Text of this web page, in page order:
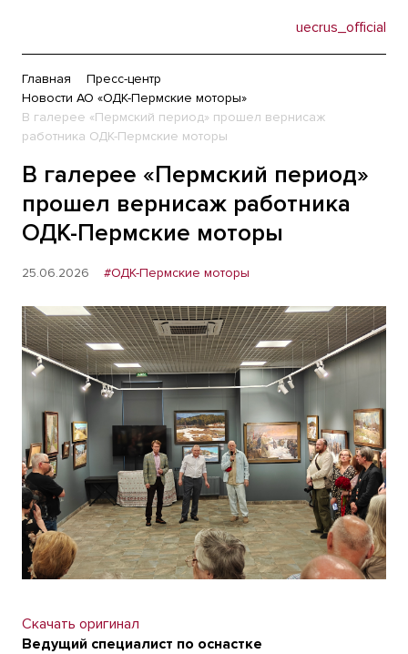
uecrus_official
Главная
Пресс-центр
Новости АО «ОДК-Пермские моторы»
В галерее «Пермский период» прошел вернисаж
работника ОДК-Пермские моторы
В галерее «Пермский период»
прошел вернисаж работника
ОДК-Пермские моторы
25.06.2026 #ОДК-Пермские моторы
Скачать оригинал
Ведущий специалист по оснастке